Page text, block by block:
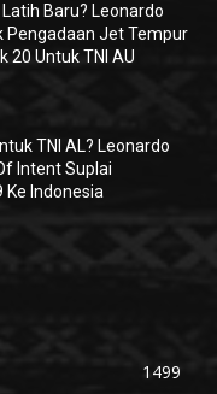
Baru? Leonardo
Pengadaan Jet Tempur
20 Untuk TNI AU
TNI AL? Leonardo
Intent Suplai
Ke Indonesia
1499